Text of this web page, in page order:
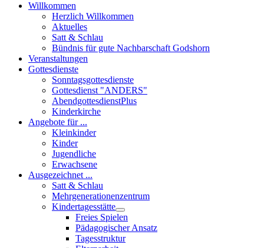
Willkommen
Herzlich Willkommen
Aktuelles
Satt & Schlau
Bündnis für gute Nachbarschaft Godshorn
Veranstaltungen
Gottesdienste
Sonntagsgottesdienste
Gottesdienst "ANDERS"
AbendgottesdienstPlus
Kinderkirche
Angebote für ...
Kleinkinder
Kinder
Jugendliche
Erwachsene
Ausgezeichnet ...
Satt & Schlau
Mehrgenerationenzentrum
Kindertagesstätte
Freies Spielen
Pädagogischer Ansatz
Tagesstruktur